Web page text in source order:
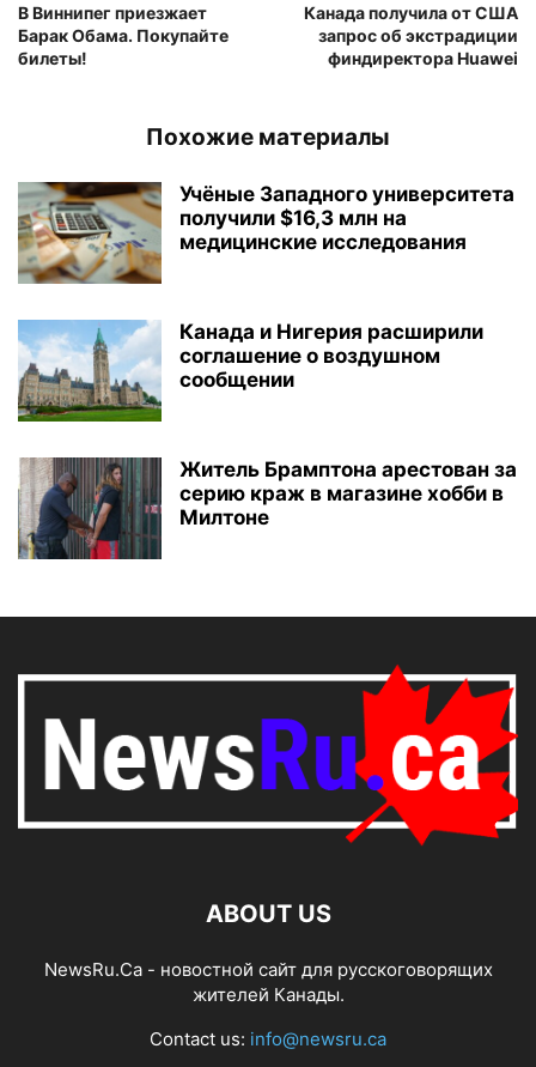
В Виннипег приезжает
Барак Обама. Покупайте
билеты!
Канада получила от США
запрос об экстрадиции
финдиректора Huawei
Похожие материалы
Учёные Западного университета
получили $16,3 млн на
медицинские исследования
Канада и Нигерия расширили
соглашение о воздушном
сообщении
Житель Брамптона арестован за
серию краж в магазине хобби в
Милтоне
ABOUT US
NewsRu.Ca - новостной сайт для русскоговорящих
жителей Канады.
Contact us: info@newsru.ca